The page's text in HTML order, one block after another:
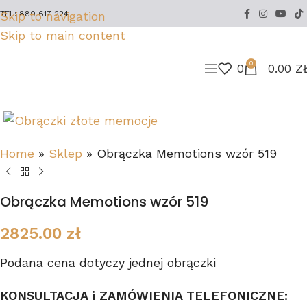
Skip to navigation
Skip to main content
TEL: 880 617 224
0 0 0.00
Home » Sklep » Obrączka Memotions wzór 519
Obrączka Memotions wzór 519
2825.00 zł
Podana cena dotyczy jednej obrączki
KONSULTACJA i ZAMÓWIENIA TELEFONICZNE: